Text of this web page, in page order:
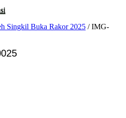
Singkil Buka Rakor 2025 /IMG-